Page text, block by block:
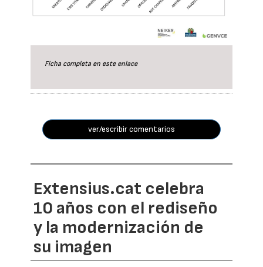
Ficha completa en este enlace
ver/escribir comentarios
Extensius.cat celebra
10 años con el rediseño
y la modernización de
su imagen